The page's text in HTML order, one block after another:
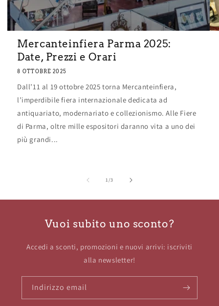
Mercanteinfiera Parma 2025:
Date, Prezzi e Orari
8 OTTOBRE 2025
Dall’11 al 19 ottobre 2025 torna Mercanteinfiera,
l’imperdibile fiera internazionale dedicata ad
antiquariato, modernariato e collezionismo. Alle Fiere
di Parma, oltre mille espositori daranno vita a uno dei
più grandi...
1/su
3
Vuoi subito uno sconto?
Accedi a sconti, promozioni e nuovi arrivi: iscriviti
alla newsletter!
Indirizzo email